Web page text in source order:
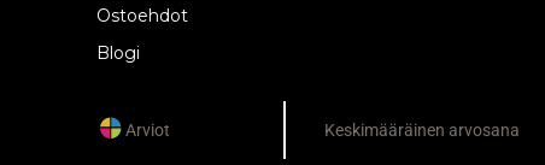
Ostoehdot
Blogi